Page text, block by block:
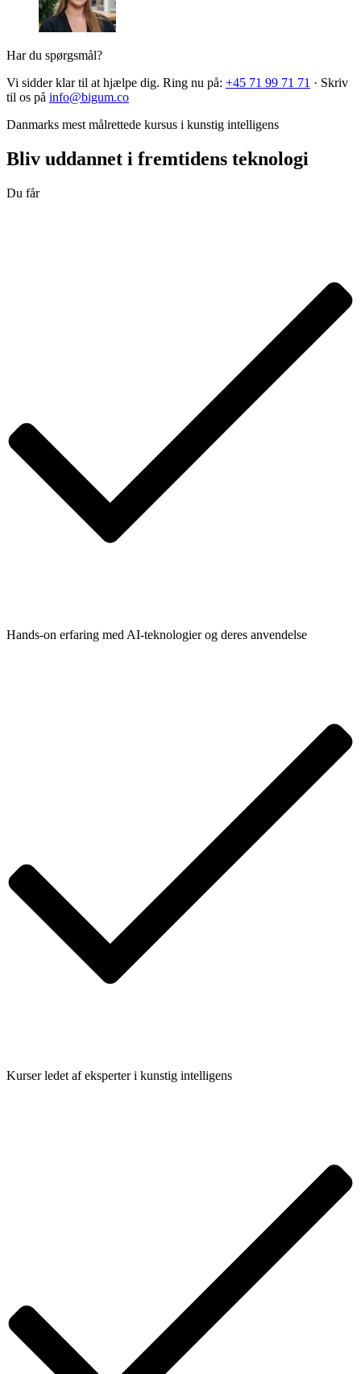
Har du spørgsmål?
Vi sidder klar til at hjælpe dig. Ring nu på: +45 71 99 71 71 · Skriv
til os på info@bigum.co
Danmarks mest målrettede kursus i kunstig intelligens
Bliv uddannet i fremtidens teknologi
Du får
Hands-on erfaring med AI-teknologier og deres anvendelse
Kurser ledet af eksperter i kunstig intelligens